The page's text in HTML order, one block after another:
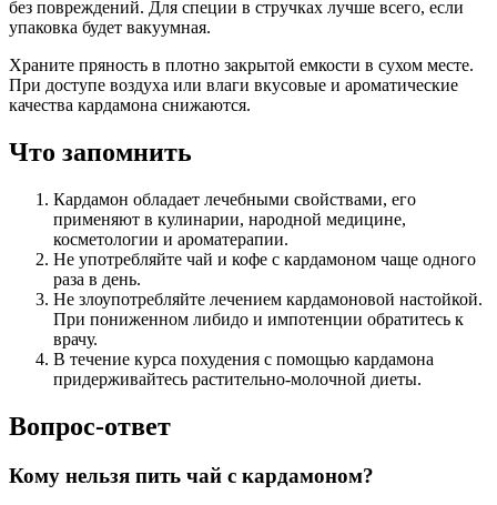
без повреждений. Для специи в стручках лучше всего, если
упаковка будет вакуумная.
Храните пряность в плотно закрытой емкости в сухом месте.
При доступе воздуха или влаги вкусовые и ароматические
качества кардамона снижаются.
Что запомнить
Кардамон обладает лечебными свойствами, его
применяют в кулинарии, народной медицине,
косметологии и ароматерапии.
Не употребляйте чай и кофе с кардамоном чаще одного
раза в день.
Не злоупотребляйте лечением кардамоновой настойкой.
При пониженном либидо и импотенции обратитесь к
врачу.
В течение курса похудения с помощью кардамона
придерживайтесь растительно-молочной диеты.
Вопрос-ответ
Кому нельзя пить чай с кардамоном?